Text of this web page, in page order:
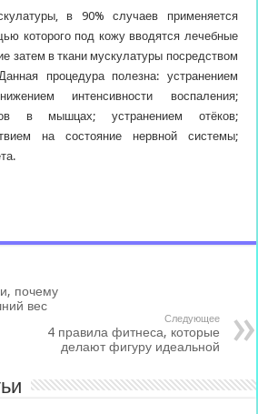
в 90% случаев применяется
которого под кожу вводятся лечебные
затем в ткани мускулатуры посредством
процедура полезна: устранением
интенсивности воспаления;
в мышцах; устранением отёков;
на состояние нервной системы;
почему
вес
Следующее
4 правила фитнеса, которые
делают фигуру идеальной